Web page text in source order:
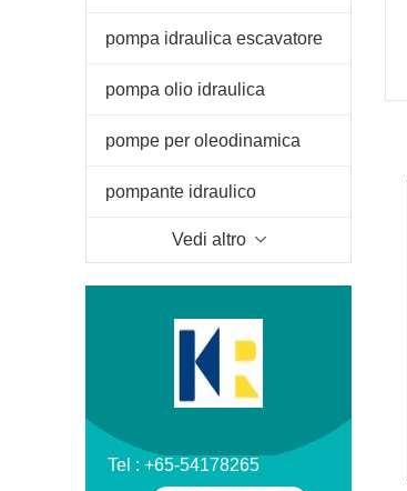
pompa idraulica escavatore
pompa olio idraulica
pompe per oleodinamica
pompante idraulico
Vedi altro
Tel : +65-54178265